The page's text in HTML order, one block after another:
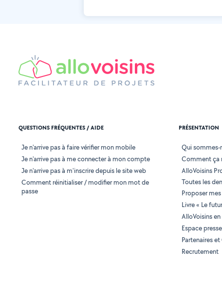
QUESTIONS FRÉQUENTES / AIDE
Je n'arrive pas à faire vérifier mon mobile
Je n'arrive pas à me connecter à mon compte
Je n'arrive pas à m'inscrire depuis le site web
Comment réinitialiser / modifier mon mot de
passe
PRÉSENTATION
Qui sommes-
Comment ça
AlloVoisins
Toutes les
Proposer
Livre « Le
AlloVoisins en
Espace presse
Partenaires
Recrutement